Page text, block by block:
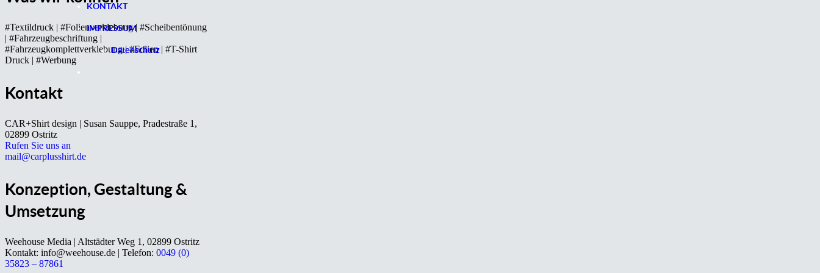
KONTAKT
IMPRESSUM
Datenschutz
#Textildruck | #Folienverklebung | #Scheibentönung
| #Fahrzeugbeschriftung |
#Fahrzeugkomplettverklebung | #Folien | #T-Shirt
Druck | #Werbung
Kontakt
CAR+Shirt design | Susan Sauppe, Pradestraße 1,
02899 Ostritz
Rufen Sie uns an
mail@carplusshirt.de
Konzeption, Gestaltung &
Umsetzung
Weehouse Media | Altstädter Weg 1, 02899 Ostritz
Kontakt: info@weehouse.de | Telefon: 0049 (0)
35823 – 87861